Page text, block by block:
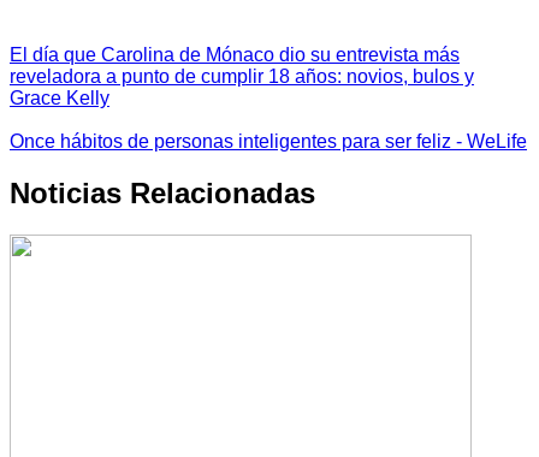
El día que Carolina de Mónaco dio su entrevista más
reveladora a punto de cumplir 18 años: novios, bulos y
Grace Kelly
Once hábitos de personas inteligentes para ser feliz - WeLife
Noticias Relacionadas